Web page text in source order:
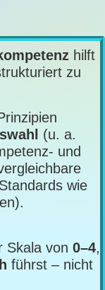
hilft
zu
(u. a.
und
wie
Skala von 0–4,
führst – nicht